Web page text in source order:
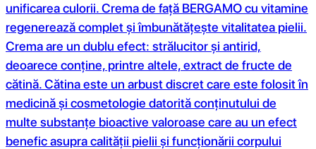
unificarea culorii. Crema de față BERGAMO cu vitamine
regenerează complet și îmbunătățește vitalitatea pielii.
Crema are un dublu efect: strălucitor și antirid,
deoarece conține, printre altele, extract de fructe de
cătină. Cătina este un arbust discret care este folosit în
medicină și cosmetologie datorită conținutului de
multe substanțe bioactive valoroase care au un efect
benefic asupra calității pielii și funcționării corpului